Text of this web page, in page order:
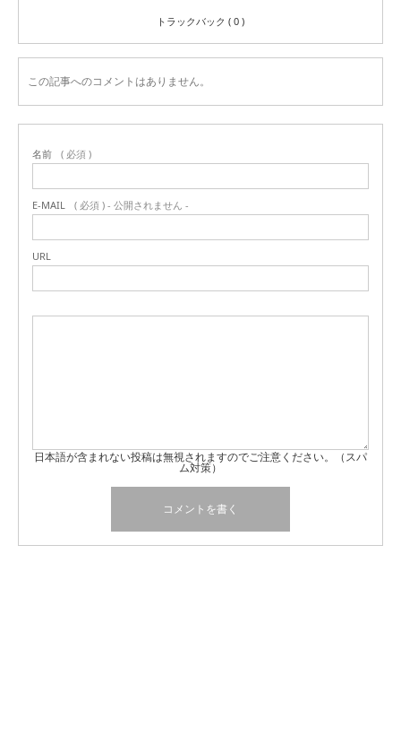
トラックバック ( 0 )
この記事へのコメントはありません。
名前 ( 必須 )
E-MAIL ( 必須 ) - 公開されません -
URL
日本語が含まれない投稿は無視されますのでご注意ください。（スパ
ム対策）